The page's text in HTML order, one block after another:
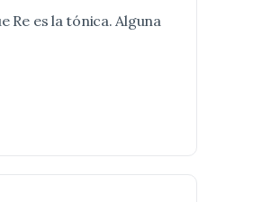
Re es la tónica. Alguna